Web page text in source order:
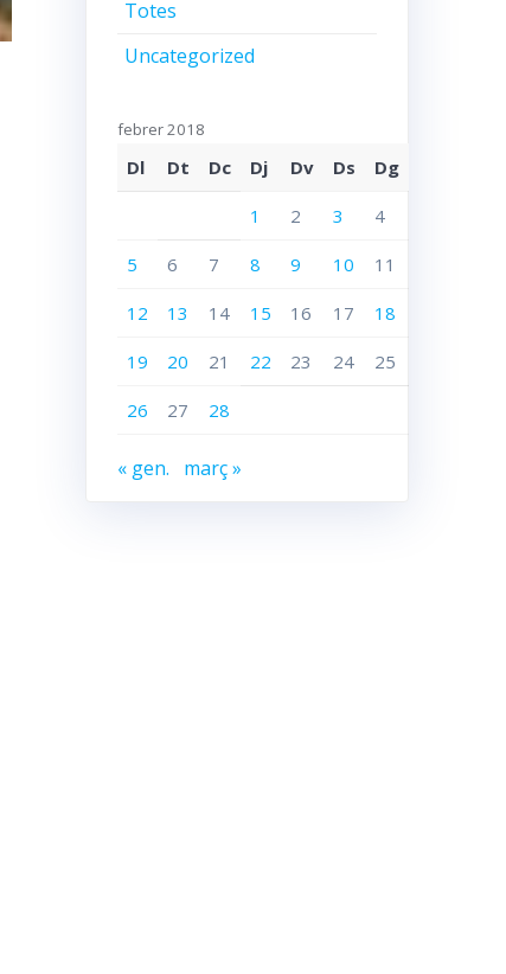
Totes
Uncategorized
febrer 2018
Dl Dt Dc Dj Dv Ds Dg
1 2 3 4
5 6 7 8 9 10 11
12 13 14 15 16 17 18
19 20 21 22 23 24 25
26 27 28
« gen. març »